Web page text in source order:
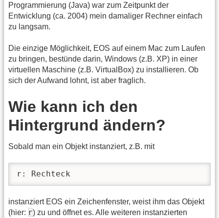
Programmierung (Java) war zum Zeitpunkt der
Entwicklung (ca. 2004) mein damaliger Rechner einfach
zu langsam.
Die einzige Möglichkeit, EOS auf einem Mac zum Laufen
zu bringen, bestünde darin, Windows (z.B. XP) in einer
virtuellen Maschine (z.B. VirtualBox) zu installieren. Ob
sich der Aufwand lohnt, ist aber fraglich.
Wie kann ich den
Hintergrund ändern?
Sobald man ein Objekt instanziert, z.B. mit
r: Rechteck
instanziert EOS ein Zeichenfenster, weist ihm das Objekt
(hier: r) zu und öffnet es. Alle weiteren instanzierten